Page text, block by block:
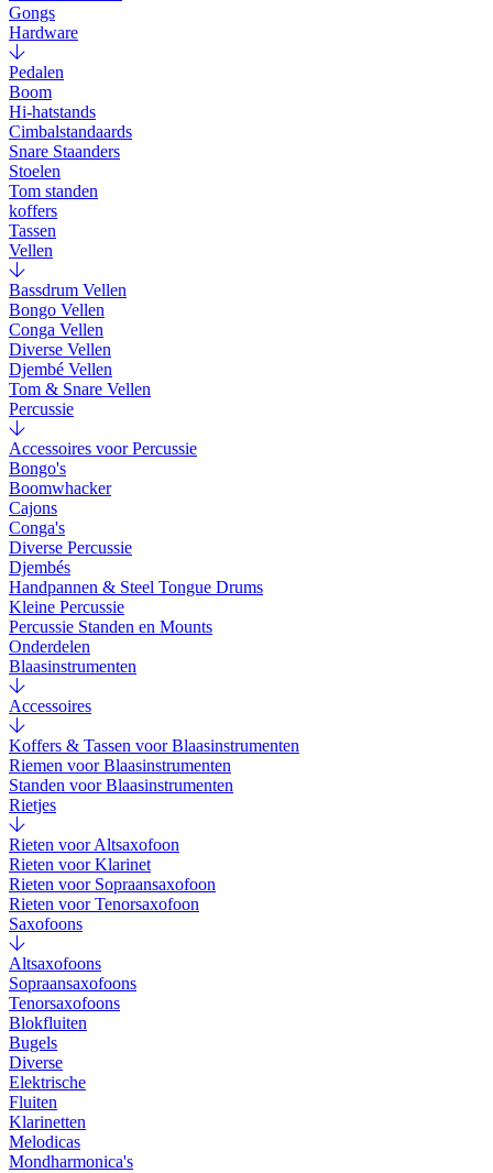
Gongs
Hardware
Pedalen
Boom
Hi-hatstands
Cimbalstandaards
Snare Staanders
Stoelen
Tom standen
koffers
Tassen
Vellen
Bassdrum Vellen
Bongo Vellen
Conga Vellen
Diverse Vellen
Djembé Vellen
Tom & Snare Vellen
Percussie
Accessoires voor Percussie
Bongo's
Boomwhacker
Cajons
Conga's
Diverse Percussie
Djembés
Handpannen & Steel Tongue Drums
Kleine Percussie
Percussie Standen en Mounts
Onderdelen
Blaasinstrumenten
Accessoires
Koffers & Tassen voor Blaasinstrumenten
Riemen voor Blaasinstrumenten
Standen voor Blaasinstrumenten
Rietjes
Rieten voor Altsaxofoon
Rieten voor Klarinet
Rieten voor Sopraansaxofoon
Rieten voor Tenorsaxofoon
Saxofoons
Altsaxofoons
Sopraansaxofoons
Tenorsaxofoons
Blokfluiten
Bugels
Diverse
Elektrische
Fluiten
Klarinetten
Melodicas
Mondharmonica's